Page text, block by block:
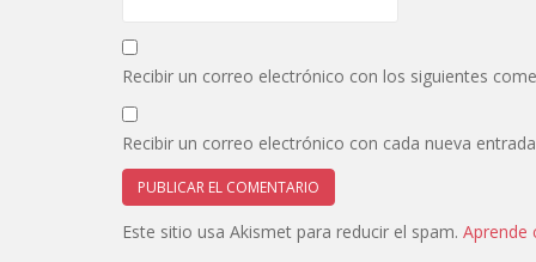
Recibir un correo electrónico con los siguientes
Recibir un correo electrónico con cada nueva
Este sitio usa Akismet para reducir el spam. Aprende